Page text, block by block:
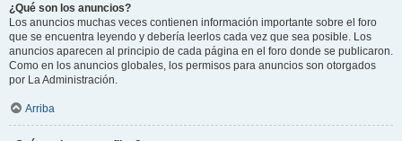
¿Qué son los anuncios?
Los anuncios muchas veces contienen información importante sobre el foro
que se encuentra leyendo y debería leerlos cada vez que sea posible. Los
anuncios aparecen al principio de cada página en el foro donde se publicaron.
Como en los anuncios globales, los permisos para anuncios son otorgados
por La Administración.
Arriba